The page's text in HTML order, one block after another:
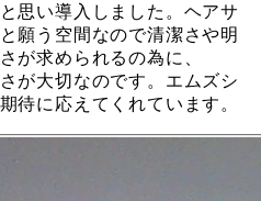
思い導入しました。ヘアサ
願う空間なので清潔さや明
が求められるの為に、
が大切なのです。エムズシ
待に応えてくれています。